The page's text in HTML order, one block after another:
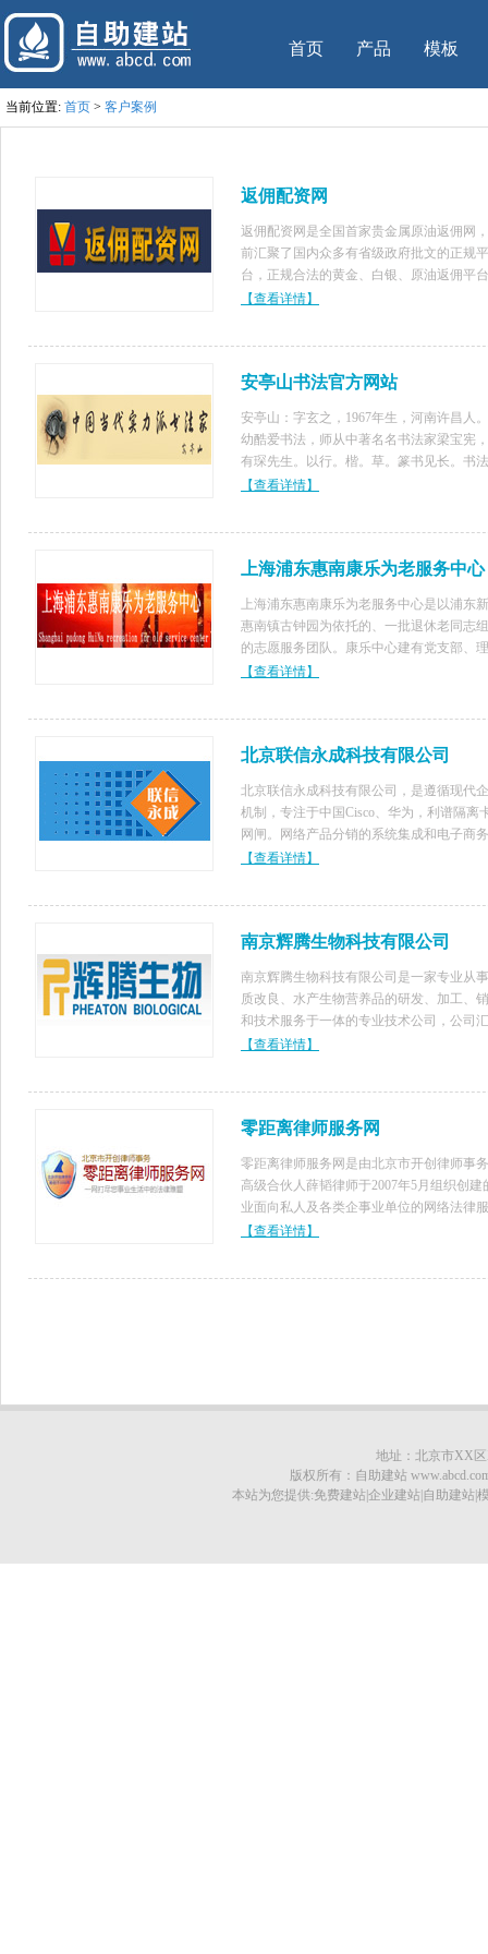
首页 产品 模板
当前位置: 首页 > 客户案例
返佣配资网
返佣配资网是全国首家贵金属原油返佣网
前汇聚了国内众多有省级政府批文的正规平
台，正规合法的黄金、白银、原油返佣平
返,返佣准时,透明足额. 方便广大投资者放
【查看详情】
安亭山书法官方网站
安亭山：字玄之，1967年生，河南许昌人
幼酷爱书法，师从中著名名书法家梁宝宪
有琛先生。以行。楷。草。篆书见长。书
品曾多次入选全国性大型展赛，获得一等
【查看详情】
上海浦东惠南康乐为老服务中心
上海浦东惠南康乐为老服务中心是以浦东
惠南镇古钟园为依托的、一批退休老同志
的志愿服务团队。康乐中心建有党支部、
会、监事会，现有24个团队，共有管理人
【查看详情】
北京联信永成科技有限公司
北京联信永成科技有限公司，是遵循现代
机制，专注于中国Cisco、华为，利谱隔离
网闸。网络产品分销的系统集成和电子商
发的高新技术企业。公司设有多个部门，包
【查看详情】
南京辉腾生物科技有限公司
南京辉腾生物科技有限公司是一家专业从
质改良、水产生物营养品的研发、加工、
和技术服务于一体的专业技术公司，公司
了一批资深的专业水产专业人才，企业依
【查看详情】
零距离律师服务网
零距离律师服务网是由北京市开创律师事
高级合伙人薛韬律师于2007年5月组织创建
业面向私人及各类企事业单位的网络法律
平台。我们的律师和专家有着丰富的法律
【查看详情】
地址：北京市XX
版权所有：自助建站
本站为您提供:免费建站|企业建站|自助建站|